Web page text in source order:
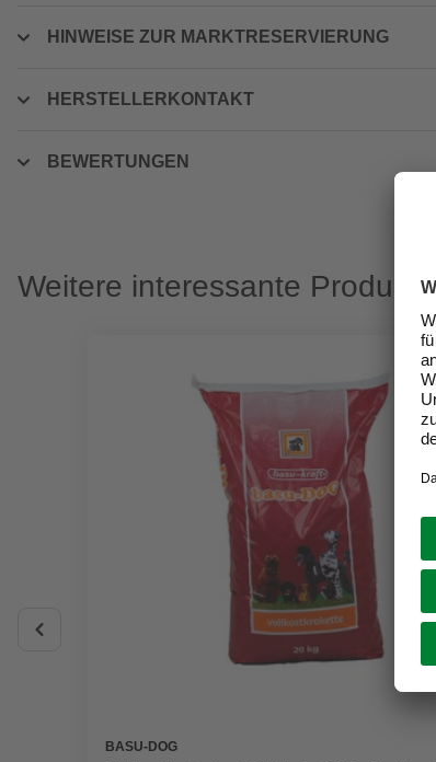
HINWEISE ZUR MARKTRESERVIERUNG
HERSTELLERKONTAKT
BEWERTUNGEN
Weitere interessante Produkte
BASU-DOG